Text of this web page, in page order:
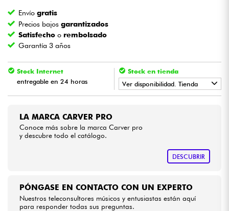
Vientos
Violines y cuarteto
Niños
HiFi
Envíogratis
Precios bajosgarantizados
Satisfecho o rembolsado
Garantía 3 años
Stock Internet
entregable en 24 horas
Stock en tienda
Ver disponibilidad. Tienda
• Star'S
PARIS
LA MARCA CARVER PRO
Conoce más sobre la marca Carver pro
y descubre todo el catálogo.
DESCUBRIR
PÓNGASE EN CONTACTO CON UN EXPERTO
Nuestros teleconsultores músicos y entusiastas están aquí
para responder todas sus preguntas.